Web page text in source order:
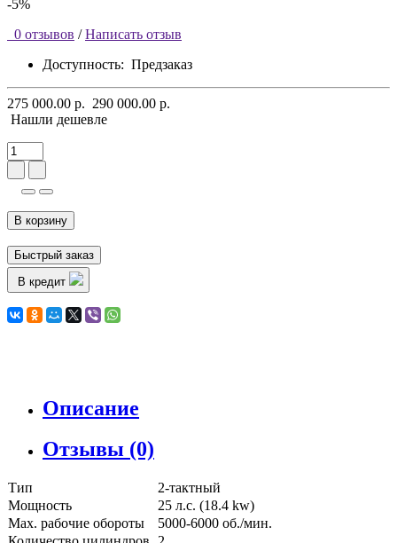
-5%
0 отзывов / Написать отзыв
Доступность: Предзаказ
275 000.00 р. 290 000.00 р.
Нашли дешевле
В корзину
Быстрый заказ
В кредит
Описание
Отзывы (0)
Тип
2-тактный
Мощность
25 л.с. (18.4 kw)
Мах. рабочие обороты
5000-6000 об./мин.